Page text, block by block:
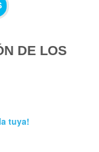
DE LOS
tuya!